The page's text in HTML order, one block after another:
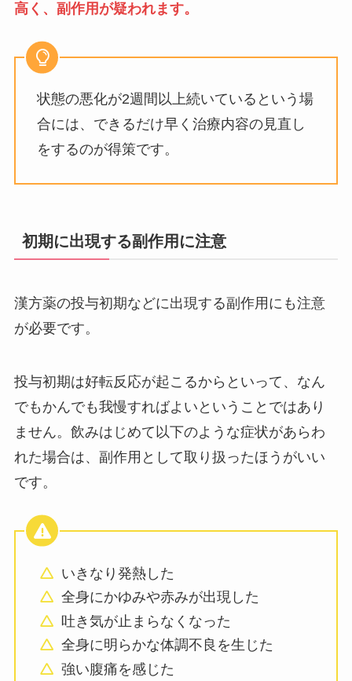
高く、副作用が疑われます。
状態の悪化が2週間以上続いているという場
合には、できるだけ早く治療内容の見直し
をするのが得策です。
初期に出現する副作用に注意
漢方薬の投与初期などに出現する副作用にも注意
が必要です。
投与初期は好転反応が起こるからといって、なん
でもかんでも我慢すればよいということではあり
ません。飲みはじめて以下のような症状があらわ
れた場合は、副作用として取り扱ったほうがいい
です。
いきなり発熱した
全身にかゆみや赤みが出現した
吐き気が止まらなくなった
全身に明らかな体調不良を生じた
強い腹痛を感じた